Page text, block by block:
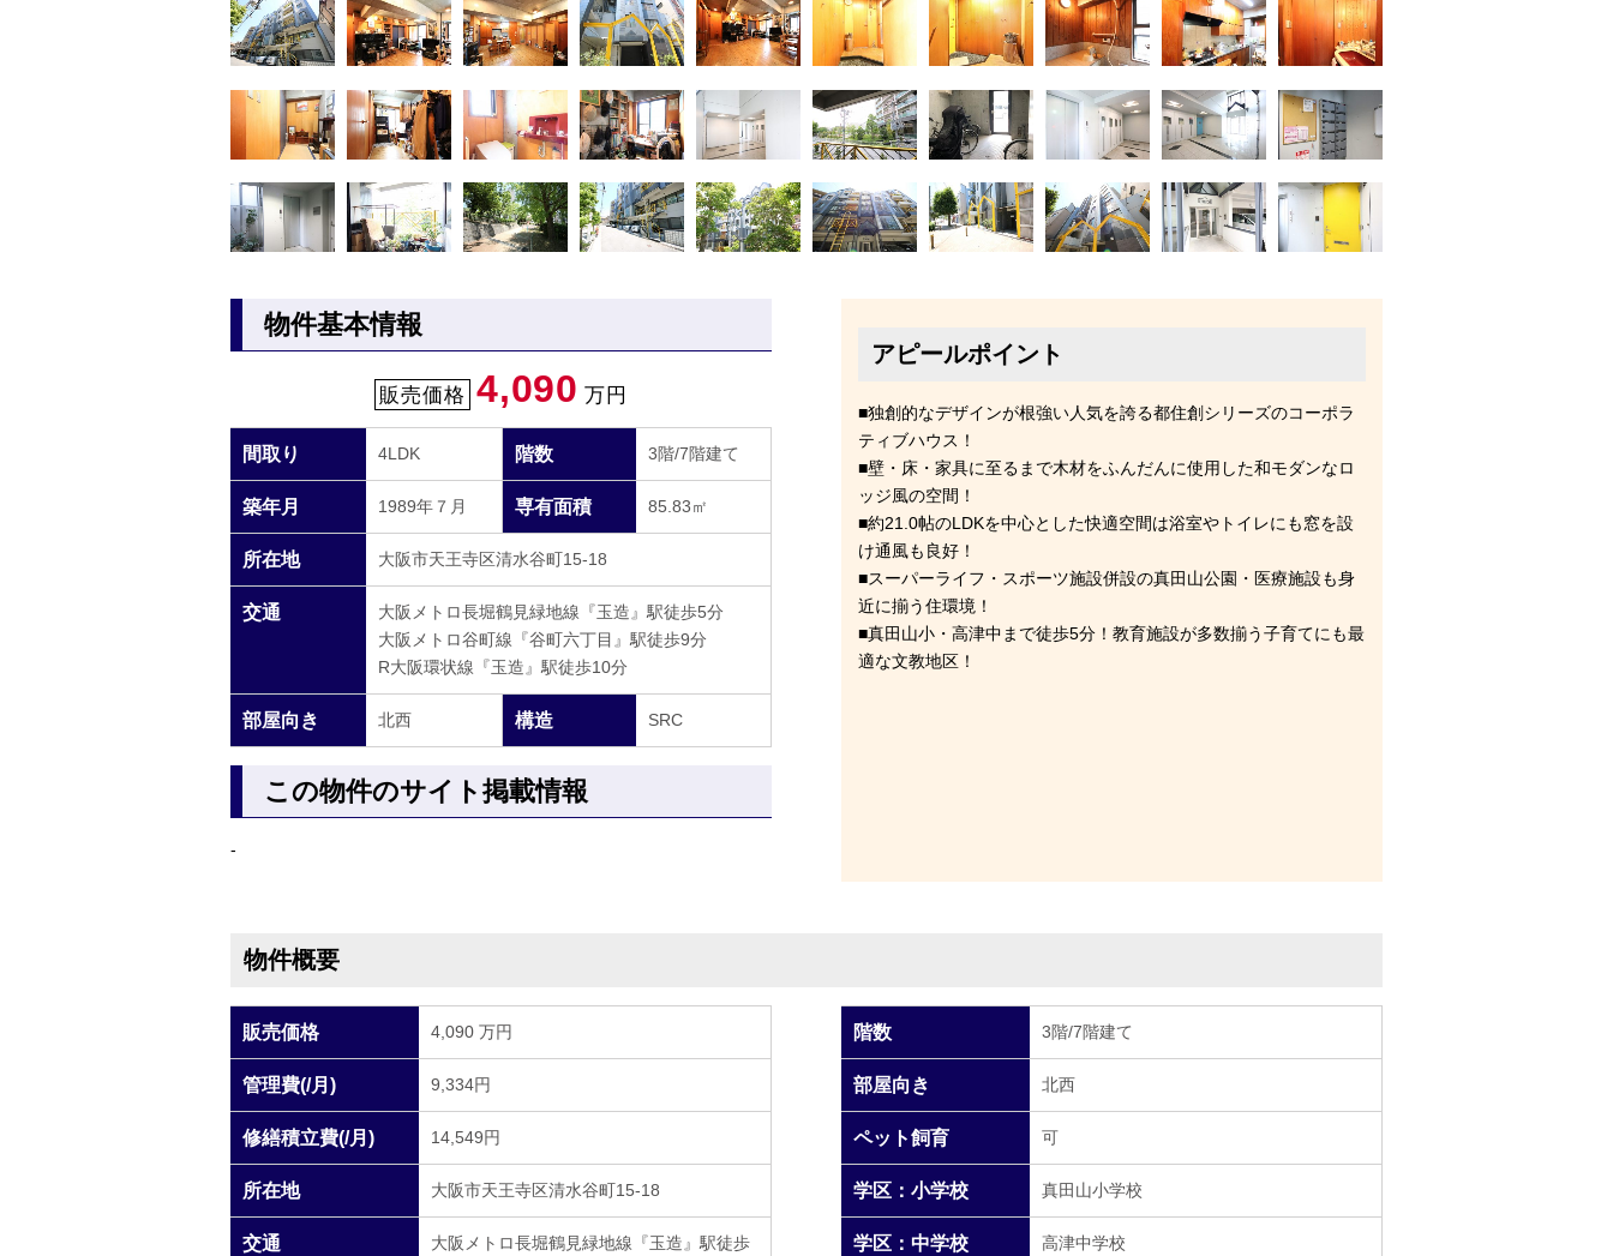
物件基本情報
販売価格 4,090 万円
間取り 4LDK 階数 3階/7階建て
築年月 1989年７月 専有面積 85.83㎡
所在地 大阪市天王寺区清水谷町15-18
交通
大阪メトロ長堀鶴見緑地線『玉造』駅徒歩5分
大阪メトロ谷町線『谷町六丁目』駅徒歩9分
R大阪環状線『玉造』駅徒歩10分
部屋向き 北西 構造 SRC
この物件のサイト掲載情報
-
アピールポイント
■独創的なデザインが根強い人気を誇る都住創シリーズのコーポラ
ティブハウス！
■壁・床・家具に至るまで木材をふんだんに使用した和モダンなロ
ッジ風の空間！
■約21.0帖のLDKを中心とした快適空間は浴室やトイレにも窓を設
け通風も良好！
■スーパーライフ・スポーツ施設併設の真田山公園・医療施設も身
近に揃う住環境！
■真田山小・高津中まで徒歩5分！教育施設が多数揃う子育てにも最
適な文教地区！
物件概要
販売価格 4,090 万円
管理費(/月) 9,334円
修繕積立費(/月) 14,549円
所在地 大阪市天王寺区清水谷町15-18
交通
大阪メトロ長堀鶴見緑地線『玉造』駅徒歩
階数 3階/7階建て
部屋向き 北西
ペット飼育 可
学区：小学校 真田山小学校
学区：中学校 高津中学校